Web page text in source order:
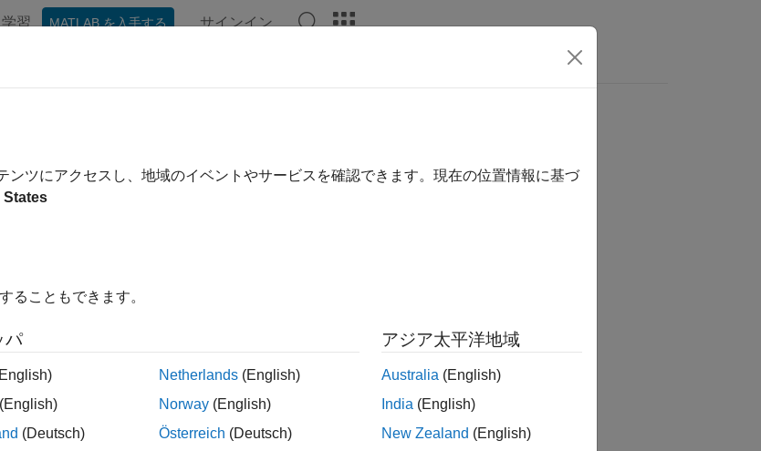
学習 MATLAB を入手する サインイン
は最新ではありません。最新版の英語を参照するには、ここをクリックします。
HDL コードを表示する。
ネレーターで MATLAB コード内の変数と式の型情報を判断し、伝播する方法を確認する。
ンツにアクセスし、地域のイベントやサービスを確認できます。現在の位置情報に基づ
States
ることもできます。
パ
(English)
(Deutsch)
Netherlands (English)
Norway (English)
Österreich (Deutsch)
アジア太平洋地域
Australia (English)
India (English)
New Zealand (English)